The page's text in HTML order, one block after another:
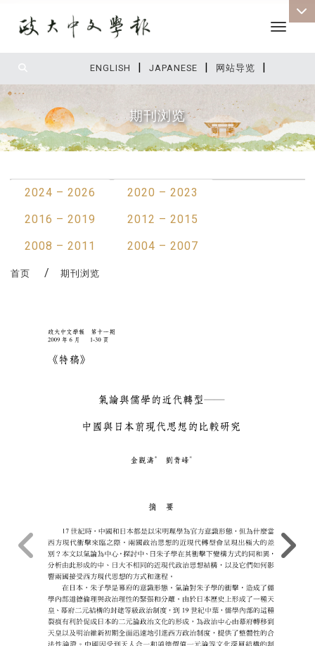
ENGLISH | JAPANESE | 网站导览 |
Toggle
期刊浏览
2024 – 2026
2020 – 2023
2016 – 2019
2012 – 2015
2008 – 2011
2004 – 2007
首页 期刊浏览